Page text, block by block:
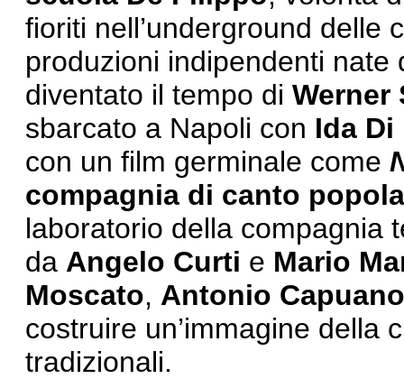
fioriti nell’underground delle
produzioni indipendenti
diventato il tempo di Werner
sbarcato a Napoli con Ida
con un film germinale come
compagnia di canto
laboratorio della compagnia
da Angelo Curti e Mario
Moscato, Antonio Capuano
costruire un’immagine della
tradizionali.